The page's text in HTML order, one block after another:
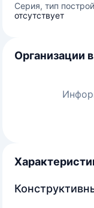
Серия, тип
отсутствует
Организации